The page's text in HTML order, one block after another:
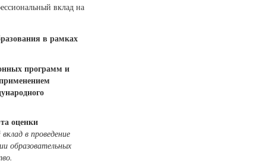
вклад на
в рамках
программ и
оценки
в проведение
образовательных